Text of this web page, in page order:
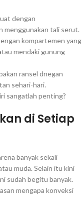
dengan
menggunakan tali serut.
kompartemen yang
mendaki gunung
ransel dnegan
sehari-hari.
sangatlah penting?
di Setiap
banyak sekali
muda. Selain itu kini
sudah begitu banyak.
mengapa konveksi